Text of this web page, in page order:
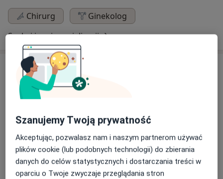
Chirurg
Ginekolog
Szukaj innej specjalizacji
Specjaliści
Chirurg
Jarosław Wilczyński
Chirurg
3 opinie
Szanujemy Twoją prywatność
Akceptując, pozwalasz nam i naszym partnerom używać
plików cookie (lub podobnych technologii) do zbierania
danych do celów statystycznych i dostarczania treści w
oparciu o Twoje zwyczaje przeglądania stron